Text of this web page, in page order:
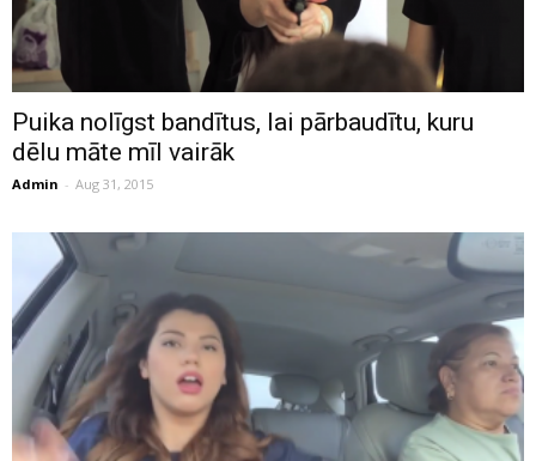
Puika nolīgst bandītus, lai pārbaudītu, kuru
dēlu māte mīl vairāk
Admin - Aug 31, 2015